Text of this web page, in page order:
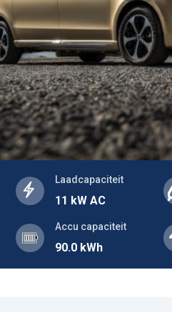
Laadcapaciteit
11 kW AC
Accu capaciteit
90.0 kWh